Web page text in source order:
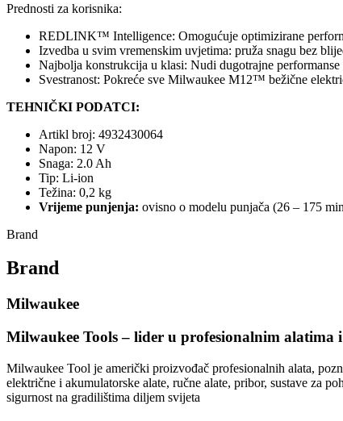
Prednosti za korisnika:
REDLINK™ Intelligence: Omogućuje optimizirane
Izvedba u svim vremenskim uvjetima: pruža snagu bez
Najbolja konstrukcija u klasi: Nudi dugotrajne
Svestranost: Pokreće sve Milwaukee M12™ bežične
TEHNIČKI PODATCI:
Artikl broj: 4932430064
Napon: 12 V
Snaga: 2.0 Ah
Tip: Li-ion
Težina: 0,2 kg
Vrijeme punjenja: ovisno o modelu punjača (26 – 175
Brand
Brand
Milwaukee
Milwaukee Tools – lider u profesionalnim alatima
Milwaukee Tool je američki proizvođač profesionalnih alata,
električne i akumulatorske alate, ručne alate, pribor, sustave za
sigurnost na gradilištima diljem svijeta